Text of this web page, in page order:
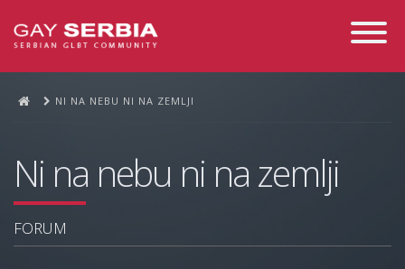
Toggle
NI NA NEBU NI NA ZEMLJI
Ni na nebu ni na zemlji
FORUM